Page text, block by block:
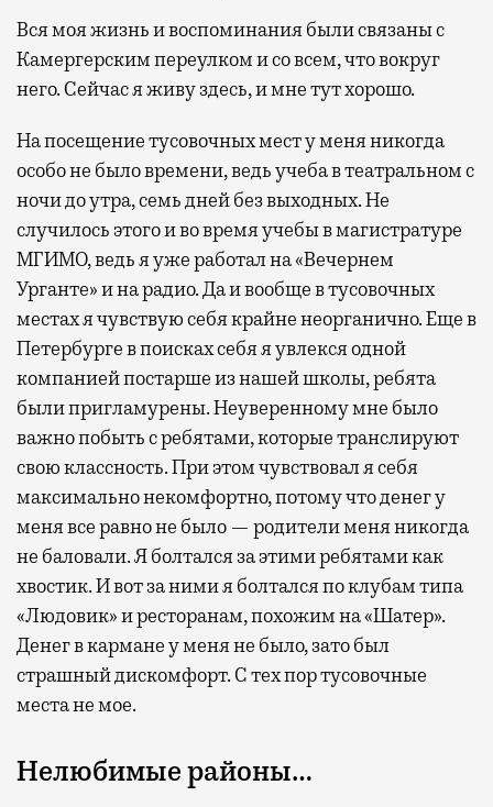
Вся моя жизнь и воспоминания были связаны с
Камергерским переулком и со всем, что вокруг
него. Сейчас я живу здесь, и мне тут хорошо.
На посещение тусовочных мест у меня никогда
особо не было времени, ведь учеба в театральном с
ночи до утра, семь дней без выходных. Не
случилось этого и во время учебы в магистратуре
МГИМО, ведь я уже работал на «Вечернем
Урганте» и на радио. Да и вообще в тусовочных
местах я чувствую себя крайне неорганично. Еще в
Петербурге в поисках себя я увлекся одной
компанией постарше из нашей школы, ребята
были пригламурены. Неуверенному мне было
важно побыть с ребятами, которые транслируют
свою классность. При этом чувствовал я себя
максимально некомфортно, потому что денег у
меня все равно не было — родители меня никогда
не баловали. Я болтался за этими ребятами как
хвостик. И вот за ними я болтался по клубам типа
«Людовик» и ресторанам, похожим на «Шатер».
Денег в кармане у меня не было, зато был
страшный дискомфорт. С тех пор тусовочные
места не мое.
Нелюбимые районы…